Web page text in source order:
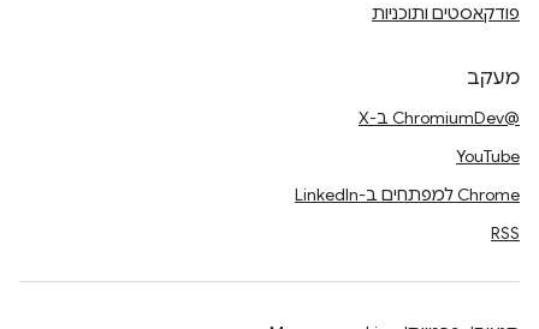
פודקאסטים ותוכניות
מעקב
@ChromiumDev ב-X
YouTube
Chrome למפתחים ב-LinkedIn
RSS